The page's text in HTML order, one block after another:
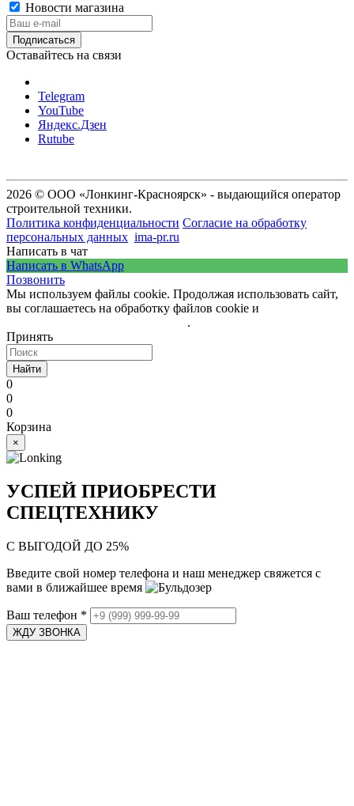
Новости магазина
Оставайтесь на связи
Telegram
YouTube
Яндекс.Дзен
Rutube
2026 © ООО «Лонкинг-Красноярск» - выдающийся оператор
строительной техники.
Политика конфиденциальности Согласие на обработку
персональных данных ima-pr.ru
Написать в чат
Написать в WhatsApp
Позвонить
Мы используем файлы cookie. Продолжая использовать сайт,
вы соглашаетесь на обработку файлов cookie и
.
Принять
Найти
0
0
0
Корзина
×
УСПЕЙ ПРИОБРЕСТИ
СПЕЦТЕХНИКУ
С ВЫГОДОЙ ДО 25%
Введите свой номер телефона и наш менеджер свяжется с
вами в ближайшее время
Ваш телефон *